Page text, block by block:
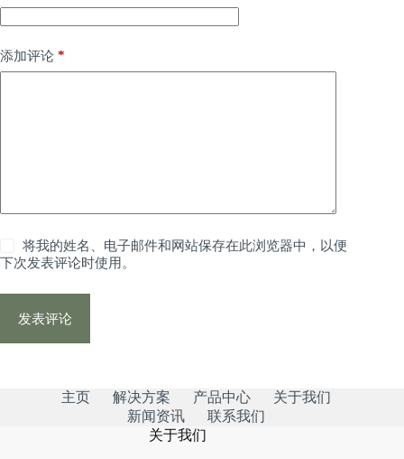
添加评论 *
将我的姓名、电子邮件和网站保存在此浏览器中，以便
下次发表评论时使用。
发表评论
主页 解决方案 产品中心
关于我们
新闻资讯
联系我们
关于我们